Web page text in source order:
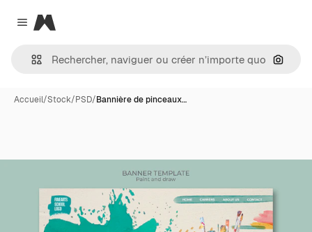
Close menu
Magnific
Accueil/Stock/PSD/Bannière de pinceaux…